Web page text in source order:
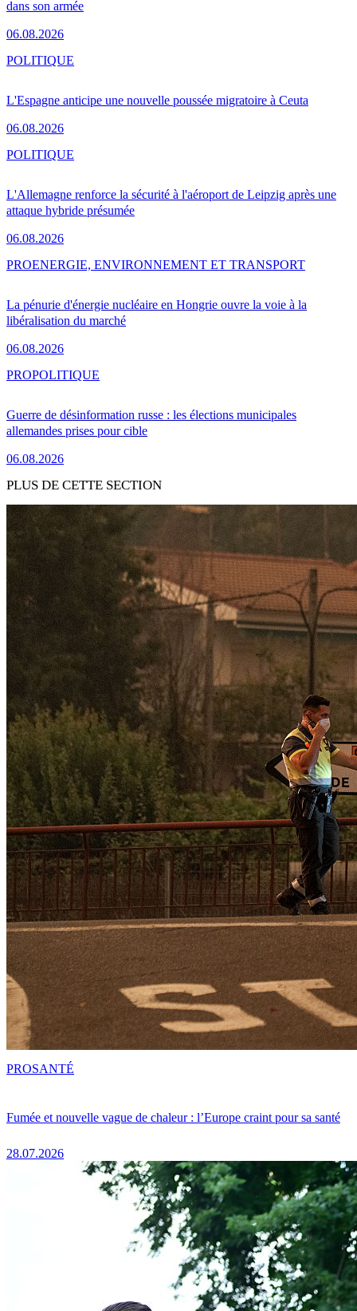
dans son armée
06.08.2026
L'Espagne anticipe une nouvelle poussée migratoire à Ceuta
06.08.2026
POLITIQUE
L'Allemagne renforce la sécurité à l'aéroport de Leipzig après une
attaque hybride présumée
06.08.2026
POLITIQUE
La pénurie d'énergie nucléaire en Hongrie ouvre la voie à la
libéralisation du marché
06.08.2026
PROENERGIE, ENVIRONNEMENT ET TRANSPORT
Guerre de désinformation russe : les élections municipales
allemandes prises pour cible
06.08.2026
PROPOLITIQUE
PLUS DE CETTE SECTION
Fumée et nouvelle vague de chaleur : l’Europe craint pour sa santé
28.07.2026
PROSANTÉ